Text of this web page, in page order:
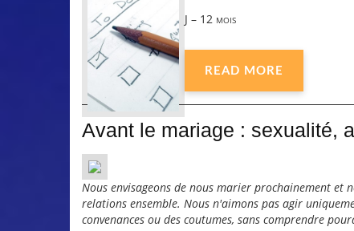
J – 12 mois
READ MORE
Avant le mariage : sexualité,
Nous envisageons de nous marier prochainement et
relations ensemble. Nous n'aimons pas agir
convenances ou des coutumes, sans comprendre